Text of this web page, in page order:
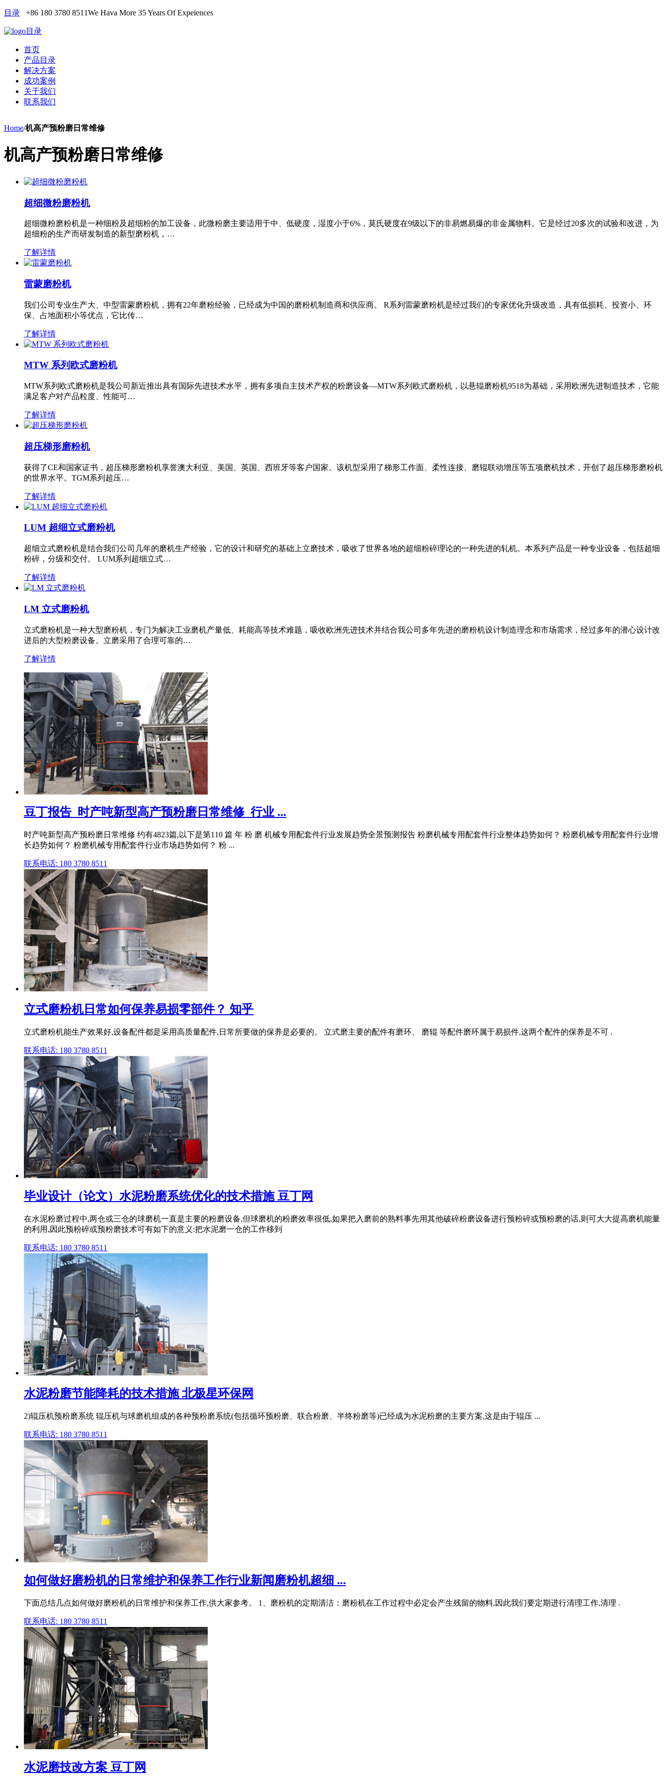
目录 +86 180 3780 8511We Hava More 35 Years Of Expeiences
目录
首页
产品目录
解决方案
成功案例
关于我们
联系我们
Home/机高产预粉磨日常维修
机高产预粉磨日常维修
超细微粉磨粉机
超细微粉磨粉机是一种细粉及超细粉的加工设备，此微粉磨主要适用于中、低硬度，湿度小于6%，莫氏硬度在9级以下的非易燃易爆的非金属物料。它是经过20多次的试验和改进，为
超细粉的生产而研发制造的新型磨粉机，…
了解详情
雷蒙磨粉机
我们公司专业生产大、中型雷蒙磨粉机，拥有22年磨粉经验，已经成为中国的磨粉机制造商和供应商。 R系列雷蒙磨粉机是经过我们的专家优化升级改造，具有低损耗、投资小、环
保、占地面积小等优点，它比传…
了解详情
MTW 系列欧式磨粉机
MTW系列欧式磨粉机是我公司新近推出具有国际先进技术水平，拥有多项自主技术产权的粉磨设备—MTW系列欧式磨粉机，以悬辊磨粉机9518为基础，采用欧洲先进制造技术，它能
满足客户对产品粒度、性能可…
了解详情
超压梯形磨粉机
获得了CE和国家证书，超压梯形磨粉机享誉澳大利亚、美国、英国、西班牙等客户国家。该机型采用了梯形工作面、柔性连接、磨辊联动增压等五项磨机技术，开创了超压梯形磨粉机
的世界水平。TGM系列超压…
了解详情
LUM 超细立式磨粉机
超细立式磨粉机是结合我们公司几年的磨机生产经验，它的设计和研究的基础上立磨技术，吸收了世界各地的超细粉碎理论的一种先进的轧机。本系列产品是一种专业设备，包括超细
粉碎，分级和交付。 LUM系列超细立式…
了解详情
LM 立式磨粉机
立式磨粉机是一种大型磨粉机，专门为解决工业磨机产量低、耗能高等技术难题，吸收欧洲先进技术并结合我公司多年先进的磨粉机设计制造理念和市场需求，经过多年的潜心设计改
进后的大型粉磨设备。立磨采用了合理可靠的…
了解详情
豆丁报告_时产吨新型高产预粉磨日常维修_行业 ...
时产吨新型高产预粉磨日常维修 约有4823篇,以下是第110 篇 年 粉 磨 机械专用配套件行业发展趋势全景预测报告 粉磨机械专用配套件行业整体趋势如何？ 粉磨机械专用配套件行业增
长趋势如何？ 粉磨机械专用配套件行业市场趋势如何？ 粉 ...
联系电话: 180 3780 8511
立式磨粉机日常如何保养易损零部件？ 知乎
立式磨粉机能生产效果好,设备配件都是采用高质量配件,日常所要做的保养是必要的。 立式磨主要的配件有磨环、 磨辊 等配件磨环属于易损件,这两个配件的保养是不可 .
联系电话: 180 3780 8511
毕业设计（论文）水泥粉磨系统优化的技术措施 豆丁网
在水泥粉磨过程中,两仓或三仓的球磨机一直是主要的粉磨设备,但球磨机的粉磨效率很低,如果把入磨前的熟料事先用其他破碎粉磨设备进行预粉碎或预粉磨的话,则可大大提高磨机能量
的利用,因此预粉碎或预粉磨技术可有如下的意义:把水泥磨一仓的工作移到
联系电话: 180 3780 8511
水泥粉磨节能降耗的技术措施 北极星环保网
2)辊压机预粉磨系统 辊压机与球磨机组成的各种预粉磨系统(包括循环预粉磨、联合粉磨、半终粉磨等)已经成为水泥粉磨的主要方案,这是由于辊压 ...
联系电话: 180 3780 8511
如何做好磨粉机的日常维护和保养工作行业新闻磨粉机超细 ...
下面总结几点如何做好磨粉机的日常维护和保养工作,供大家参考。 1、磨粉机的定期清洁：磨粉机在工作过程中必定会产生残留的物料,因此我们要定期进行清理工作,清理 .
联系电话: 180 3780 8511
水泥磨技改方案 豆丁网